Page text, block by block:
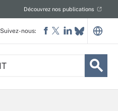
Découvrez nos publications
Suivez-nous: